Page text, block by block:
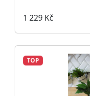
1 229 Kč
TOP